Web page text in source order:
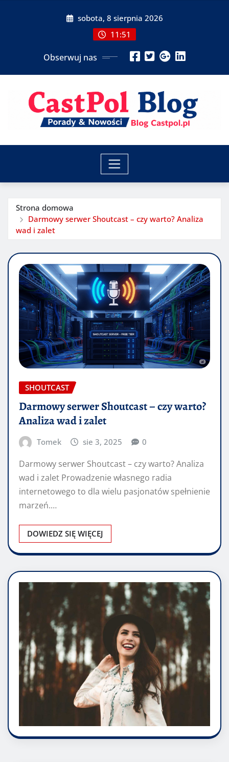
sobota, 8 sierpnia 2026
11:51
Obserwuj nas
Strona domowa
Darmowy serwer Shoutcast – czy warto? Analiza
wad i zalet
SHOUTCAST
Darmowy serwer Shoutcast – czy warto?
Analiza wad i zalet
Tomek sie 3, 2025 0
Darmowy serwer Shoutcast – czy warto? Analiza
wad i zalet Prowadzenie własnego radia
internetowego to dla wielu pasjonatów spełnienie
marzeń.…
DOWIEDZ SIĘ WIĘCEJ